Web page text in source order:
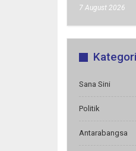
7 August 2026
Sana Sini
Politik
Antarabangsa